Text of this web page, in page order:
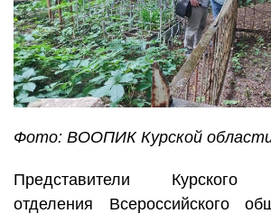
Фото: ВООПИК Курской
Представители Курского
отделения Всероссийского